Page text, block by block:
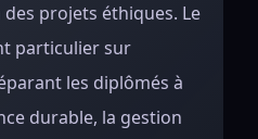
projets éthiques. Le
particulier sur
les diplômés à
durable, la gestion